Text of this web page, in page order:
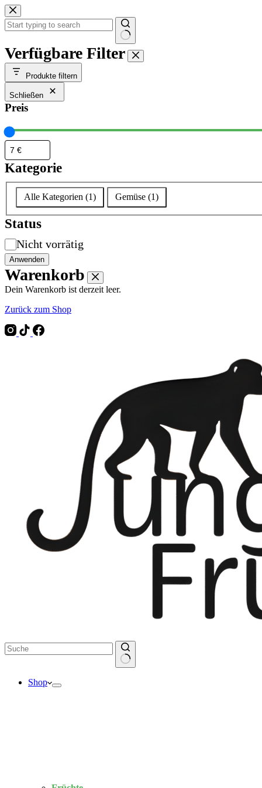
Zum
Inhalt
springen
Keine
Ergebnisse
Verfügbare Filter
Produkte filtern
Schließen
Preis
Kategorie
Kategorie
Alle Kategorien (1) Gemüse (1)
Status
Verfügbarkeit
Nicht vorrätig
Anwenden
Warenkorb
Dein Warenkorb ist derzeit leer.
Zurück zum Shop
Ergebnisse
Shop